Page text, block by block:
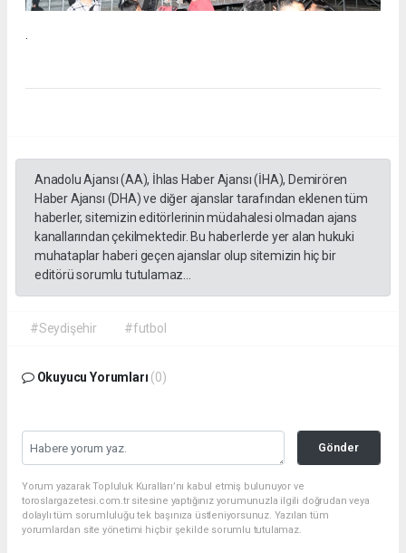
Anadolu Ajansı (AA), İhlas Haber Ajansı (İHA), Demirören
Haber Ajansı (DHA) ve diğer ajanslar tarafından eklenen tüm
haberler, sitemizin editörlerinin müdahalesi olmadan ajans
kanallarından çekilmektedir. Bu haberlerde yer alan hukuki
muhataplar haberi geçen ajanslar olup sitemizin hiç bir
editörü sorumlu tutulamaz...
#Seydişehir #futbol
Okuyucu Yorumları (0)
Gönder
Yorum yazarak Topluluk Kuralları’nı kabul etmiş bulunuyor ve
toroslargazetesi.com.tr sitesine yaptığınız yorumunuzla ilgili doğrudan veya
dolaylı tüm sorumluluğu tek başınıza üstleniyorsunuz. Yazılan tüm
yorumlardan site yönetimi hiçbir şekilde sorumlu tutulamaz.